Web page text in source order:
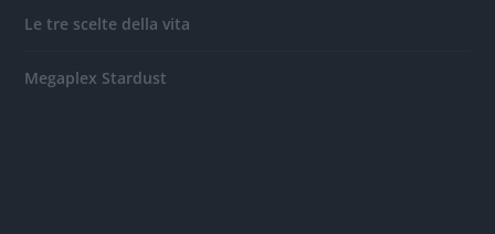
Le tre scelte della vita
Megaplex Stardust